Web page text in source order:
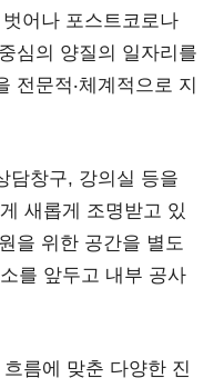
어나 포스트코로나
심의 양질의 일자리를
전문적‧체계적으로 지
담창구, 강의실 등을
새롭게 조명받고 있
을 위한 공간을 별도
를 앞두고 내부 공사
름에 맞춘 다양한 진